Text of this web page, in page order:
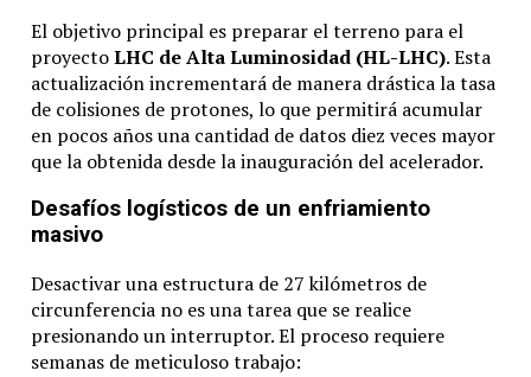
El objetivo principal es preparar el terreno para el
proyectoLHC de Alta Luminosidad (HL-LHC). Esta
actualización incrementará de manera drástica la tasa
de colisiones de protones, lo que permitirá acumular
en pocos años una cantidad de datos diez veces mayor
que la obtenida desde la inauguración del acelerador.
Desafíos logísticos de un enfriamiento
masivo
Desactivar una estructura de 27 kilómetros de
circunferencia no es una tarea que se realice
presionando un interruptor. El proceso requiere
semanas de meticuloso trabajo: